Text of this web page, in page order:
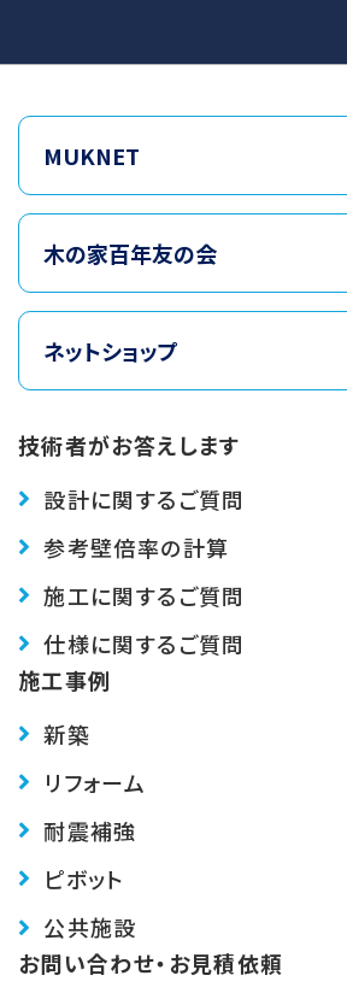
MUKNET
木の家百年友の会
ネットショップ
技術者がお答えします
設計に関するご質問
参考壁倍率の計算
施工に関するご質問
仕様に関するご質問
施工事例
新築
リフォーム
耐震補強
ピボット
公共施設
お問い合わせ・お見積依頼